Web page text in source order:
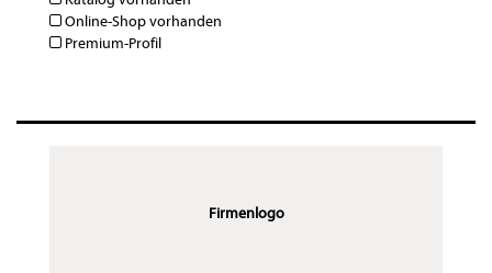
Online-Shop vorhanden
Premium-Profil
Firmenlogo